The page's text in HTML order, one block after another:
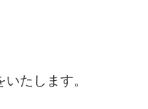
たします。